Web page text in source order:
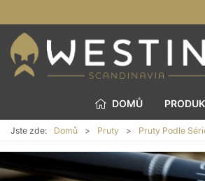
DOMŮ
Jste zde: Domů Pruty Pruty Podle